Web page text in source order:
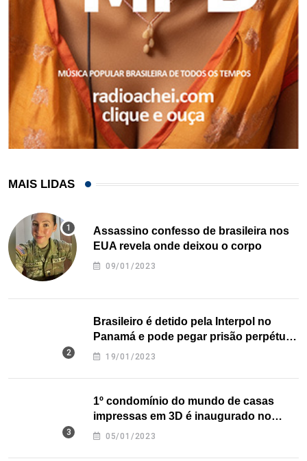
MAIS LIDAS
Assassino confesso de brasileira nos
EUA revela onde deixou o corpo
09/01/2023
Brasileiro é detido pela Interpol no
Panamá e pode pegar prisão perpétua
nos EUA
19/01/2023
1º condomínio do mundo de casas
impressas em 3D é inaugurado no
Texas
05/01/2023